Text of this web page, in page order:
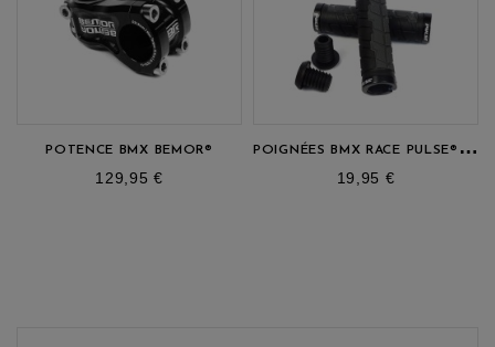
POTENCE BMX BEMOR®
prix
129,95 €
P
OIGNÉES BMX RACE PULSE® WCS
prix
19,95 €